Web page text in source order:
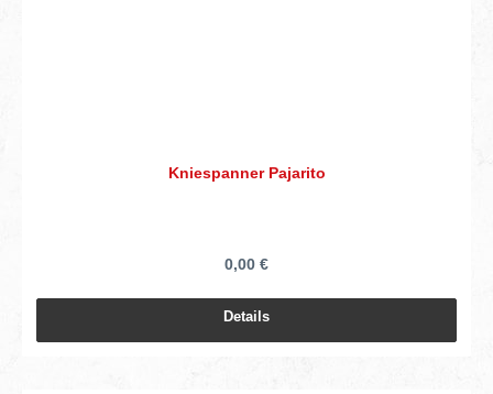
Kniespanner Pajarito
0,00 €
Details